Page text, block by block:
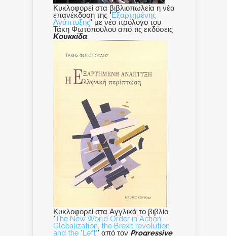
Κυκλοφορεί στα βιβλιοπωλεία η νέα
επανέκδοση της "Εξαρτημένης
Ανάπτυξης" με νέο πρόλογο του
Τάκη Φωτόπουλου από τις εκδόσεις
Κουκκίδα.
Κυκλοφορεί στα Αγγλικά το βιβλίο
"The New World Order in Action:
Globalization, the Brexit revolution
and the "Left"' από τον Progressive